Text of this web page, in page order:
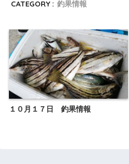
CATEGORY : 釣果情報
１０月１７日 釣果情報